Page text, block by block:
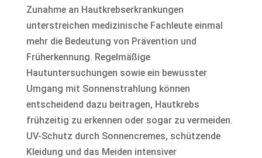
Zunahme an Hautkrebserkrankungen
unterstreichen medizinische Fachleute einmal
mehr die Bedeutung von Prävention und
Früherkennung. Regelmäßige
Hautuntersuchungen sowie ein bewusster
Umgang mit Sonnenstrahlung können
entscheidend dazu beitragen, Hautkrebs
frühzeitig zu erkennen oder sogar zu vermeiden.
UV-Schutz durch Sonnencremes, schützende
Kleidung und das Meiden intensiver